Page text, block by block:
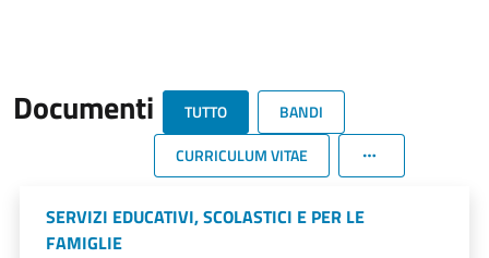
Documenti TUTTO
BANDI
CURRICULUM VITAE
SERVIZI EDUCATIVI, SCOLASTICI E PER LE
FAMIGLIE